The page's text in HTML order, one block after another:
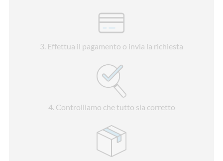
3. Effettua il pagamento o invia la richiesta
4. Controlliamo che tutto sia corretto